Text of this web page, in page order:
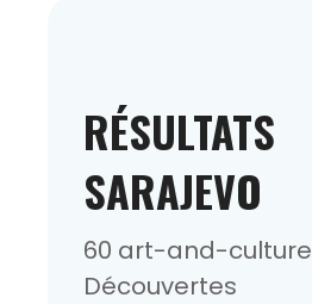
RÉSULTATS
SARAJEVO
60 art-and-culture
Découvertes